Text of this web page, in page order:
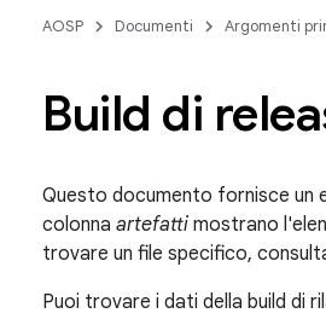
AOSP Documenti Argomenti
Build di
Questo documento fornisce un
colonna artefatti mostrano
trovare un file specifico,
Puoi trovare i dati della build di